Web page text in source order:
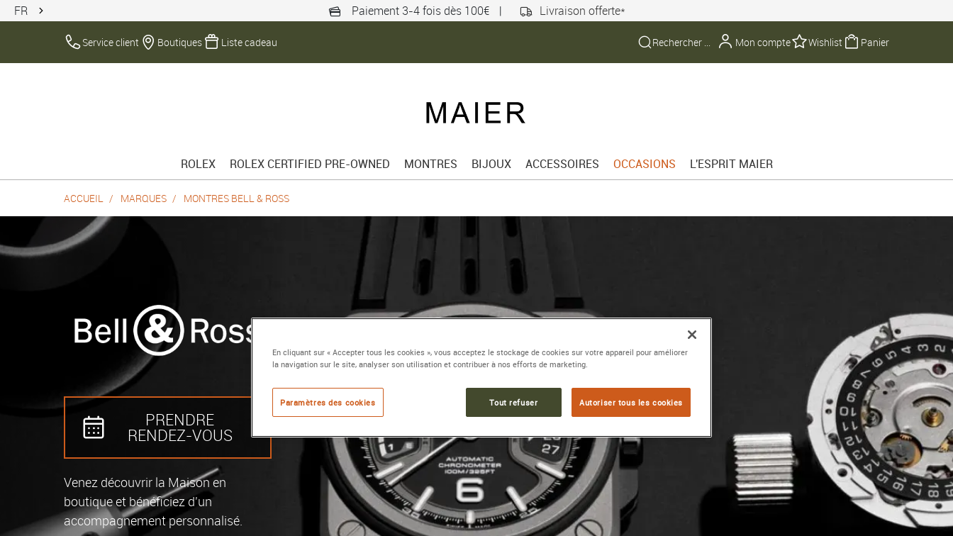
FR Paiement 3-4 fois dès 100€ | Livraison offerte*
Service client Boutiques Liste cadeau Mon compte Wishlist Panier
ROLEX ROLEX CERTIFIED PRE-OWNED MONTRES BIJOUX ACCESSOIRES OCCASIONS L'ESPRIT MAIER
ACCUEIL MARQUES MONTRES BELL & ROSS
PRENDRE
RENDEZ‑VOUS
Venez découvrir la Maison en
boutique et bénéficiez d'un
accompagnement personnalisé.
En cliquant sur « Accepter tous les cookies », vous acceptez le stockage de cookies sur votre appareil pour améliorer
la navigation sur le site, analyser son utilisation et contribuer à nos efforts de marketing.
Paramètres des cookies Tout refuser Autoriser tous les cookies